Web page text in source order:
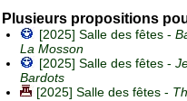
Plusieurs propositions
[2025] Salle des fêtes -
La Mosson
[2025] Salle des fêtes -
Bardots
[2025] Salle des fêtes -